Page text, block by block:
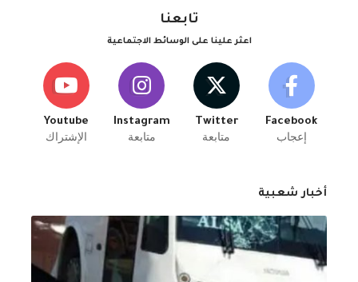
تابعنا
اعثر علينا على الوسائط الاجتماعية
Facebook
إعجاب
Twitter
متابعة
Instagram
متابعة
Youtube
الإشتراك
أخبار شعبية